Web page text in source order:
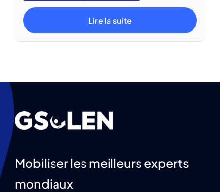
Lire la suite
Mobiliser les meilleurs experts
mondiaux